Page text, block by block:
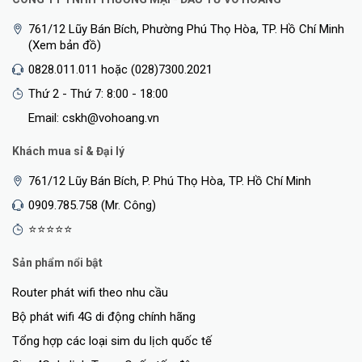
Router này sử dụng công nghệ DFS (Dynamic Frequency Selection)
để tự động chuyển kênh tần số và tránh nhiễu từ thiết bị khác, giúp
Tỏa Sáng Và Giành Chiến Thắng
761/12 Lũy Bán Bích, Phường Phú Thọ Hòa, TP. Hồ Chí Minh
(Xem bản đồ)
0828.011.011 hoặc (028)7300.2021
Thứ 2 - Thứ 7: 8:00 - 18:00
Email: cskh@vohoang.vn
Khách mua sỉ & Đại lý
761/12 Lũy Bán Bích, P. Phú Thọ Hòa, TP. Hồ Chí Minh
0909.785.758 (Mr. Công)
⭐⭐⭐⭐⭐
Sản phẩm nổi bật
Router phát wifi theo nhu cầu
Bộ phát wifi 4G di động chính hãng
Tổng hợp các loại sim du lịch quốc tế